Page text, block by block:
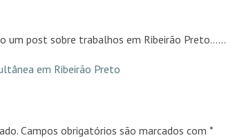
um post sobre trabalhos em Ribeirão Preto……
em Ribeirão Preto
Campos obrigatórios são marcados com*